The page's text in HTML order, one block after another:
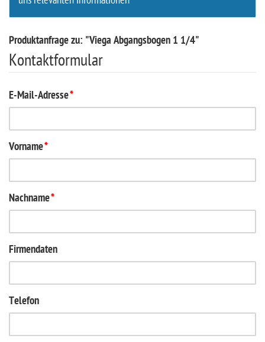
Produktanfrage zu: "Viega Abgangsbogen 1 1/4"
Kontaktformular
E-Mail-Adresse*
Vorname*
Nachname*
Firmendaten
Telefon